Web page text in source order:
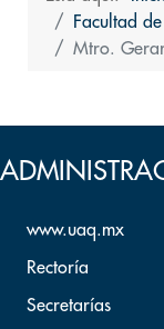
Facultad
Mtro.
www.uaq.mx
Rectoría
Secretarías